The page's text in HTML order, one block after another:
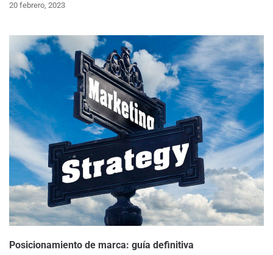
20 febrero, 2023
Posicionamiento de marca: guía definitiva